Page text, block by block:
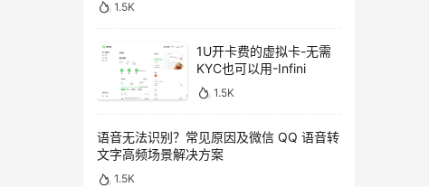
1.5K
1U开卡费的虚拟卡-无需
KYC也可以用-Infini
1.5K
语音无法识别？常见原因及微信 QQ 语音转
文字高频场景解决方案
1.5K